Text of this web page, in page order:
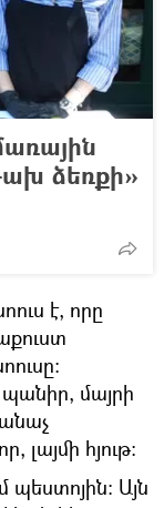
ձեռքի»
է, որը
մայրի
լայմի հյութ։
պեստոյին։ Այն